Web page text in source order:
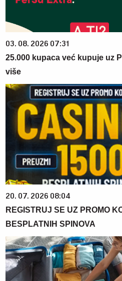
03. 08. 2026 07:31
25.000 kupaca već kupuje uz
više
20. 07. 2026 08:04
REGISTRUJ SE UZ PROMO
BESPLATNIH SPINOVA